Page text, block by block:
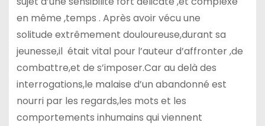
en même ,temps . Après avoir vécu une
solitude extrêmement douloureuse,durant sa
jeunesse,il était vital pour l’auteur d’affronter ,de
combattre,et de s’imposer.Car au delà des
interrogations,le malaise d’un abandonné est
nourri par les regards,les mots et les
comportements inhumains qui viennent